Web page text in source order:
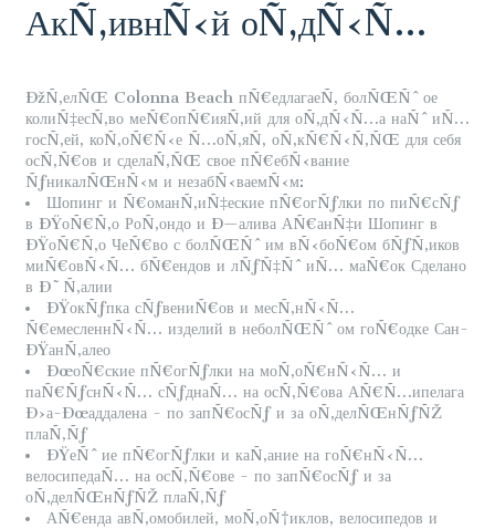
АкÑ‚ивнÑ‹й оÑ‚дÑ‹Ñ…
ÐžÑ‚елÑŒ Colonna Beach пÑ€едлагаеÑ‚ болÑŒÑˆое
колиÑ‡есÑ‚во меÑ€опÑ€ияÑ‚ий для оÑ‚дÑ‹Ñ…а наÑˆиÑ…
госÑ‚ей, коÑ‚оÑ€Ñ‹е Ñ…оÑ‚яÑ‚ оÑ‚кÑ€Ñ‹Ñ‚ÑŒ для себя
осÑ‚Ñ€ов и сделаÑ‚ÑŒ свое пÑ€ебÑ‹вание
ÑƒникалÑŒнÑ‹м и незабÑ‹ваемÑ‹м:
Шопинг и Ñ€оманÑ‚иÑ‡еские пÑ€огÑƒлки по пиÑ€сÑƒ
в ÐŸоÑ€Ñ‚о РоÑ‚ондо и Ð—алива АÑ€анÑ‡и Шопинг в
ÐŸоÑ€Ñ‚о ЧеÑ€во с болÑŒÑˆим вÑ‹боÑ€ом бÑƒÑ‚иков
миÑ€овÑ‹Ñ… бÑ€ендов и лÑƒÑ‡ÑˆиÑ… маÑ€ок Сделано
в Ð˜Ñ‚алии
ÐŸокÑƒпка сÑƒвениÑ€ов и месÑ‚нÑ‹Ñ…
Ñ€емесленнÑ‹Ñ… изделий в неболÑŒÑˆом гоÑ€одке Сан-
ÐŸанÑ‚алео
ÐœоÑ€ские пÑ€огÑƒлки на моÑ‚оÑ€нÑ‹Ñ… и
паÑ€ÑƒснÑ‹Ñ… сÑƒднаÑ… на осÑ‚Ñ€ова АÑ€Ñ…ипелага
Ð›а-Ðœаддалена - по запÑ€осÑƒ и за оÑ‚делÑŒнÑƒÑŽ
плаÑ‚Ñƒ
ÐŸеÑˆие пÑ€огÑƒлки и каÑ‚ание на гоÑ€нÑ‹Ñ…
велосипедаÑ… на осÑ‚Ñ€ове - по запÑ€осÑƒ и за
оÑ‚делÑŒнÑƒÑŽ плаÑ‚Ñƒ
АÑ€енда авÑ‚омобилей, моÑ‚оÑ†иклов, велосипедов и